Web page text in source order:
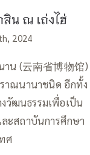
น ณ เถ่งไฮ่
2024
(云南省博物馆)
าณนานาชนิด อีกทั้ง
วัฒนธรรมเพื่อเป็น
ะสถาบันการศึกษา
ศ